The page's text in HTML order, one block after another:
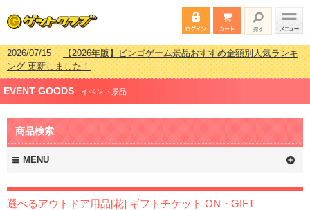
2026/07/15【2026年版】ビンゴゲーム景品おすすめ金額別人気ランキ
ング 更新しました！
2026/04/03【2026年版】ゴルフコンペ景品 3000円未満［2000円～
2999円編］もらってうれしい人気ラ…
2026/02/16【2026年版】結婚式の二次会で貰って嬉しい景品とは？ 更
新しました！
2026/02/03
2999円編］もらってうれしい人気ラ…
EVENT GOODS イベント景品
商品検索
MENU
選べるアウトドア用品[花] ギフトチケット ON・GIFT